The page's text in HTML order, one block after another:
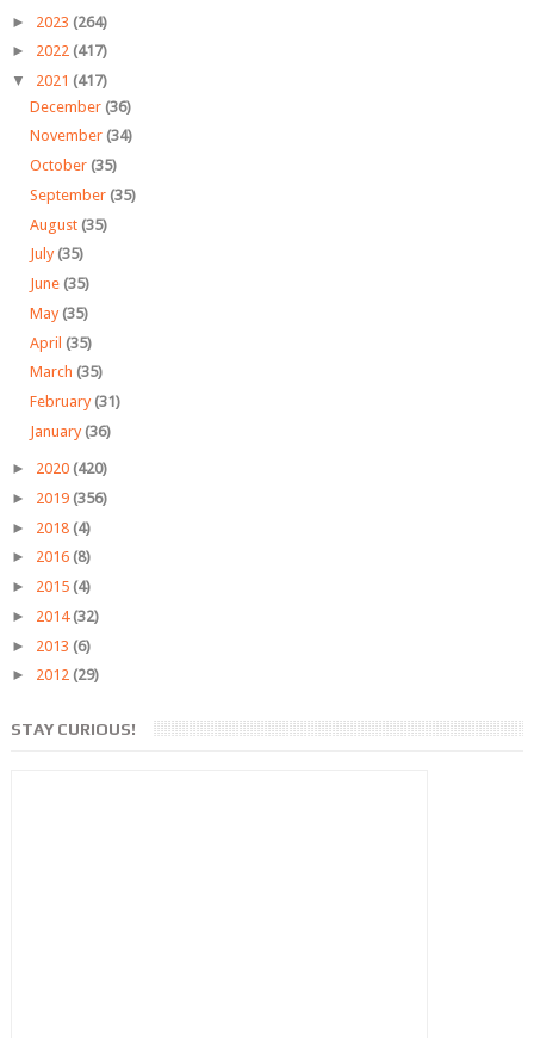
► 2023 (264)
► 2022 (417)
▼ 2021 (417)
December (36)
November (34)
October (35)
September (35)
August (35)
July (35)
June (35)
May (35)
April (35)
March (35)
February (31)
January (36)
► 2020 (420)
► 2019 (356)
► 2018 (4)
► 2016 (8)
► 2015 (4)
► 2014 (32)
► 2013 (6)
► 2012 (29)
STAY CURIOUS!